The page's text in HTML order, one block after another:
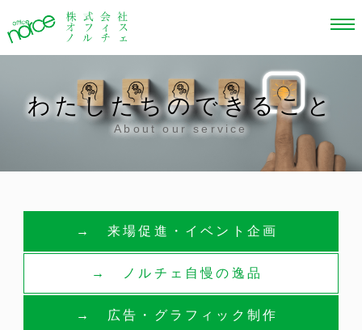
わたしたちのできること
About our service
来場促進・イベント企画
ノルチェ自慢の逸品
広告・グラフィック制作